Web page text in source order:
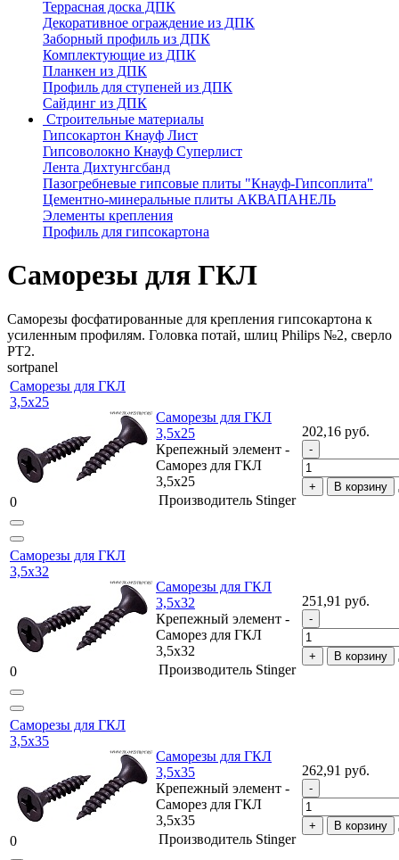
Террасная доска ДПК
Декоративное ограждение из ДПК
Заборный профиль из ДПК
Комплектующие из ДПК
Планкен из ДПК
Профиль для ступеней из ДПК
Сайдинг из ДПК
Строительные материалы
Гипсокартон Кнауф Лист
Гипсоволокно Кнауф Суперлист
Лента Дихтунгсбанд
Пазогребневые гипсовые плиты "Кнауф-Гипсоплита"
Цементно-минеральные плиты АКВАПАНЕЛЬ
Элементы крепления
Профиль для гипсокартона
Саморезы для ГКЛ
Саморезы фосфатированные для крепления гипсокартона к
усиленным профилям. Головка потай, шлиц Philips №2, сверло
PT2.
sortpanel
Саморезы для ГКЛ
3,5х25
0
Саморезы для ГКЛ
3,5х25
Крепежный элемент -
Саморез для ГКЛ
3,5х25
Производитель Stinger
202,16 руб.
В корзину
Саморезы для ГКЛ
3,5х32
0
Саморезы для ГКЛ
3,5х32
Крепежный элемент -
Саморез для ГКЛ
3,5х32
Производитель Stinger
251,91 руб.
В корзину
Саморезы для ГКЛ
3,5х35
0
Саморезы для ГКЛ
3,5х35
Крепежный элемент -
Саморез для ГКЛ
3,5х35
Производитель Stinger
262,91 руб.
В корзину